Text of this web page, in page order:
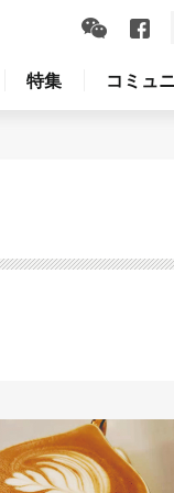
特集 コミュ